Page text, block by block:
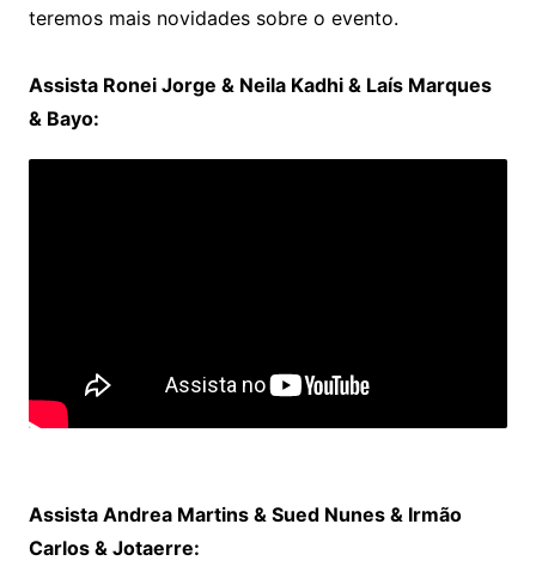
teremos mais novidades sobre o evento.
Assista Ronei Jorge & Neila Kadhi & Laís Marques
& Bayo:
Assista Andrea Martins & Sued Nunes & Irmão
Carlos & Jotaerre: